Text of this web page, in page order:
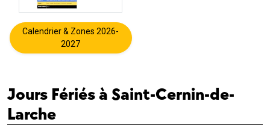
Calendrier & Zones 2026-
2027
Jours Fériés à Saint-Cernin-de-
Larche